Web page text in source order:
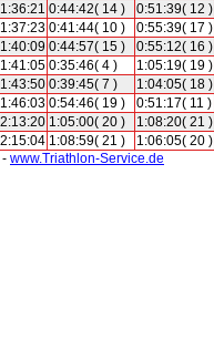
0:44:42( 14 ) 0:51:39( 12 )
0:41:44( 10 ) 0:55:39( 17 )
0:44:57( 15 ) 0:55:12( 16 )
0:35:46( 4 ) 1:05:19( 19 )
0:39:45( 7 ) 1:04:05( 18 )
0:54:46( 19 ) 0:51:17( 11 )
1:05:00( 20 ) 1:08:20( 21 )
1:08:59( 21 ) 1:06:05( 20 )
- www.Triathlon-Service.de